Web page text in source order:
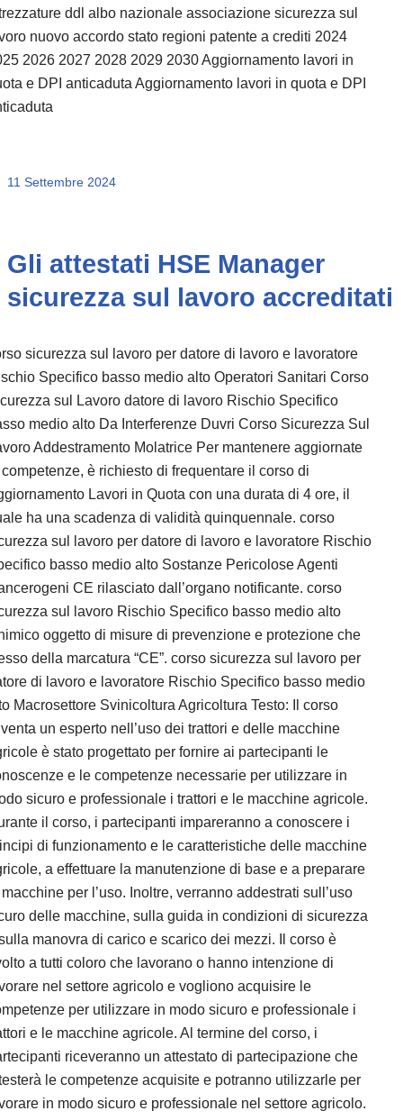
ddl albo nazionale associazione sicurezza sul
nuovo accordo stato regioni patente a crediti 2024
2026 2027 2028 2029 2030 Aggiornamento lavori in
e DPI anticaduta Aggiornamento lavori in quota e DPI
11 Settembre 2024
Gli attestati HSE Manager
sicurezza sul lavoro accreditati
sicurezza sul lavoro per datore di lavoro e lavoratore
Specifico basso medio alto Operatori Sanitari Corso
sul Lavoro datore di lavoro Rischio Specifico
medio alto Da Interferenze Duvri Corso Sicurezza Sul
Addestramento Molatrice Per mantenere aggiornate
è richiesto di frequentare il corso di
Lavori in Quota con una durata di 4 ore, il
ha una scadenza di validità quinquennale. corso
sul lavoro per datore di lavoro e lavoratore Rischio
basso medio alto Sostanze Pericolose Agenti
CE rilasciato dall’organo notificante. corso
sul lavoro Rischio Specifico basso medio alto
oggetto di misure di prevenzione e protezione che
della marcatura “CE”. corso sicurezza sul lavoro per
di lavoro e lavoratore Rischio Specifico basso medio
Macrosettore Svinicoltura Agricoltura Testo: Il corso
un esperto nell’uso dei trattori e delle macchine
è stato progettato per fornire ai partecipanti le
e le competenze necessarie per utilizzare in
sicuro e professionale i trattori e le macchine agricole.
il corso, i partecipanti impareranno a conoscere i
di funzionamento e le caratteristiche delle macchine
a effettuare la manutenzione di base e a preparare
per l’uso. Inoltre, verranno addestrati sull’uso
delle macchine, sulla guida in condizioni di sicurezza
manovra di carico e scarico dei mezzi. Il corso è
a tutti coloro che lavorano o hanno intenzione di
nel settore agricolo e vogliono acquisire le
per utilizzare in modo sicuro e professionale i
e le macchine agricole. Al termine del corso, i
riceveranno un attestato di partecipazione che
le competenze acquisite e potranno utilizzarle per
in modo sicuro e professionale nel settore agricolo.